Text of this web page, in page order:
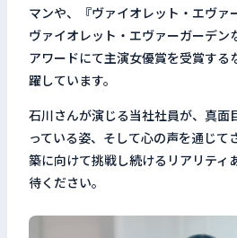
マンや、『ヴァイオレット・エヴァ
ヴァイオレット・エヴァーガーデン
アワードにて主演女優賞を受賞する
躍しています。
石川さんが演じる当社社員が、真面
っている姿、そして心の声を通じて
築に向けて挑戦し続けるリアリティ
待ください。